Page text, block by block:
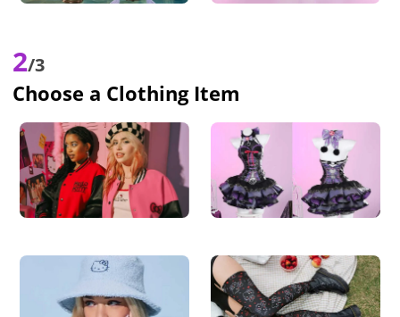
2/3
Choose a Clothing Item